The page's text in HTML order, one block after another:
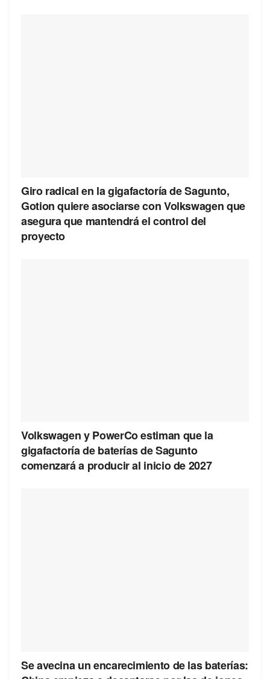
Giro radical en la gigafactoría de Sagunto,
Gotion quiere asociarse con Volkswagen que
asegura que mantendrá el control del
proyecto
Volkswagen y PowerCo estiman que la
gigafactoría de baterías de Sagunto
comenzará a producir al inicio de 2027
Se avecina un encarecimiento de las baterías: